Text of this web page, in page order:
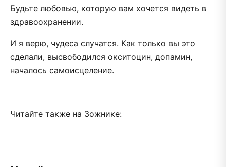
Будьте любовью, которую вам хочется видеть в
здравоохранении.
И я верю, чудеса случатся. Как только вы это
сделали, высвободился окситоцин, допамин,
началось самоисцеление.
Читайте также на Зожнике: